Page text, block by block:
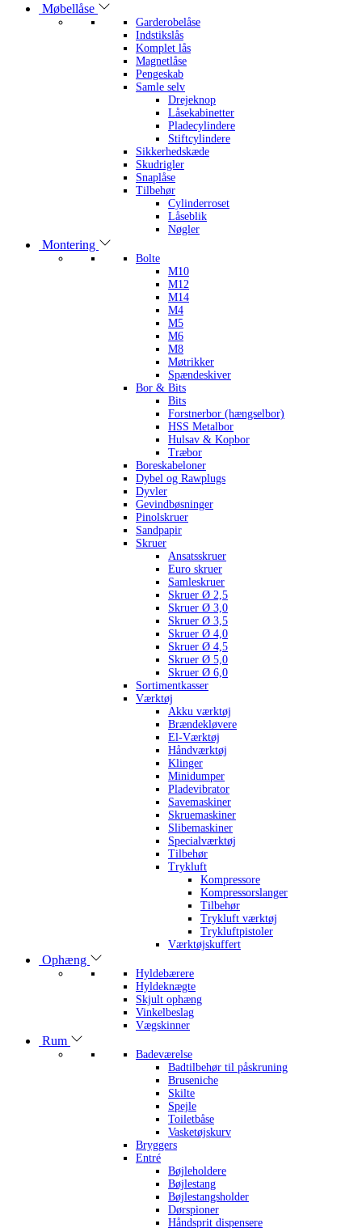
Møbellåse
Garderobelåse
Indstikslås
Komplet lås
Magnetlåse
Pengeskab
Samle selv
Drejeknop
Låsekabinetter
Pladecylindere
Stiftcylindere
Sikkerhedskæde
Skudrigler
Snaplåse
Tilbehør
Cylinderroset
Låseblik
Nøgler
Montering
Bolte
M10
M12
M14
M4
M5
M6
M8
Møtrikker
Spændeskiver
Bor & Bits
Bits
Forstnerbor (hængselbor)
HSS Metalbor
Hulsav & Kopbor
Træbor
Boreskabeloner
Dybel og Rawplugs
Dyvler
Gevindbøsninger
Pinolskruer
Sandpapir
Skruer
Ansatsskruer
Euro skruer
Samleskruer
Skruer Ø 2,5
Skruer Ø 3,0
Skruer Ø 3,5
Skruer Ø 4,0
Skruer Ø 4,5
Skruer Ø 5,0
Skruer Ø 6,0
Sortimentkasser
Værktøj
Akku værktøj
Brændekløvere
El-Værktøj
Håndværktøj
Klinger
Minidumper
Pladevibrator
Savemaskiner
Skruemaskiner
Slibemaskiner
Specialværktøj
Tilbehør
Trykluft
Kompressore
Kompressorslanger
Tilbehør
Trykluft værktøj
Trykluftpistoler
Værktøjskuffert
Ophæng
Hyldebærere
Hyldeknægte
Skjult ophæng
Vinkelbeslag
Vægskinner
Rum
Badeværelse
Badtilbehør til påskruning
Bruseniche
Skilte
Spejle
Toiletbåse
Vasketøjskurv
Bryggers
Entré
Bøjleholdere
Bøjlestang
Bøjlestangsholder
Dørspioner
Håndsprit dispensere